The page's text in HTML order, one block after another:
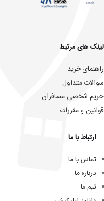
لینک های مرتبط
راهنمای خرید
سوالات متداول
حریم شخصی مسافران
قوانین و مقررات
ارتباط با ما
تماس با ما
درباره ما
تیم ما